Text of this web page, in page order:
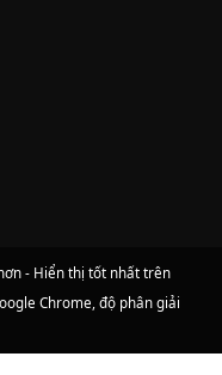
- Hiển thị tốt nhất trên
Chrome, độ phân giải